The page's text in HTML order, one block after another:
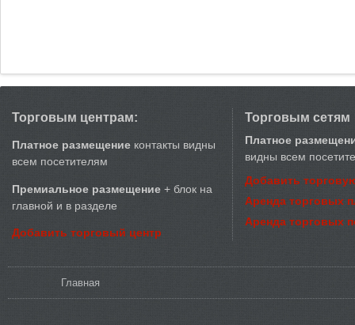
Торговым центрам:
Платное размещение контакты видны
всем посетителям
Премиальное размещение + блок на
главной и в разделе
Добавить торговый центр
Торговым сетям
Платное
видны всем
Добавить
Аренда торговых
Аренда торговых
Главная